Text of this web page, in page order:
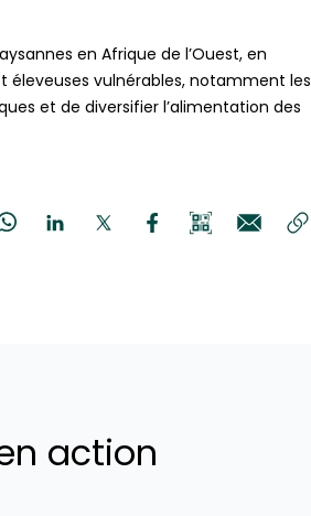
en Afrique de l’Ouest, en
éleveuses vulnérables, notamment les
et de diversifier l’alimentation des
action